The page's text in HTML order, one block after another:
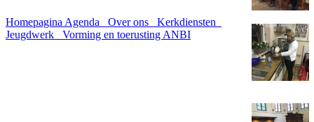
Homepagina Agenda Over ons
Kerkdiensten
Jeugdwerk
Vorming en toerusting ANBI